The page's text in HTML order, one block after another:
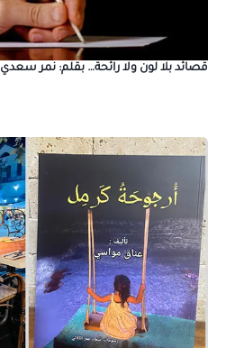
قصائد بلا لون ولا رائحة… بقلم: نمر سعدي